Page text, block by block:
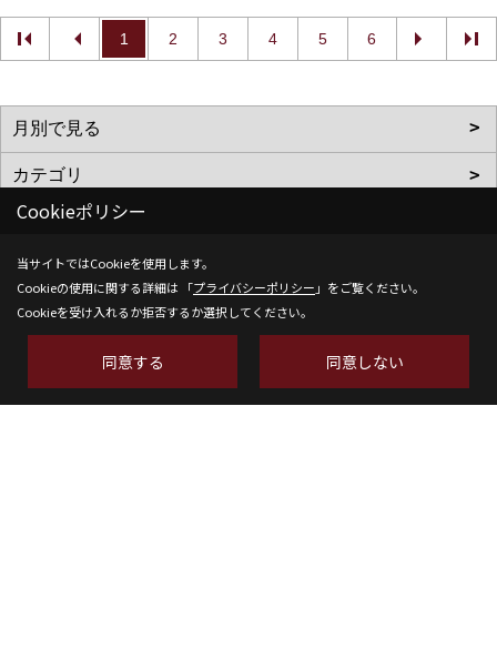
1 2 3 4 5 6
株式会社SH-Space
〒350-1316
埼玉県狭山市南入曽558-9
TEL：04-2902-6070
Cookieポリシー
当サイトではCookieを使用します。
Cookieの使用に関する詳細は 「プライバシーポリシー 」をご覧ください。
Cookieを受け入れるか拒否するか選択してください。
同意する 同意しない